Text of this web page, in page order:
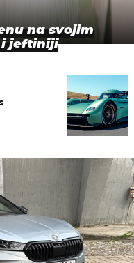
na svojim
i jeftiniji